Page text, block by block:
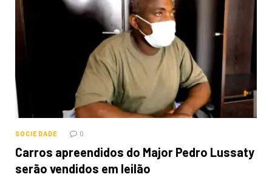
SOCIEDADE 0
Carros apreendidos do Major Pedro Lussaty
serão vendidos em leilão